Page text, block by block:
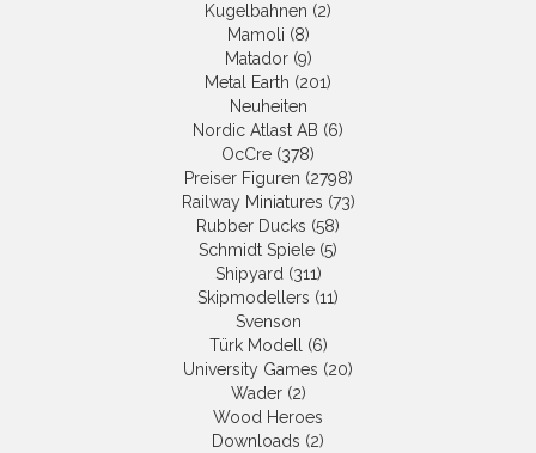
Kugelbahnen (2)
Mamoli (8)
Matador (9)
Metal Earth (201)
Neuheiten
Nordic Atlast AB (6)
OcCre (378)
Preiser Figuren (2798)
Railway Miniatures (73)
Rubber Ducks (58)
Schmidt Spiele (5)
Shipyard (311)
Skipmodellers (11)
Svenson
Türk Modell (6)
University Games (20)
Wader (2)
Wood Heroes
Downloads (2)